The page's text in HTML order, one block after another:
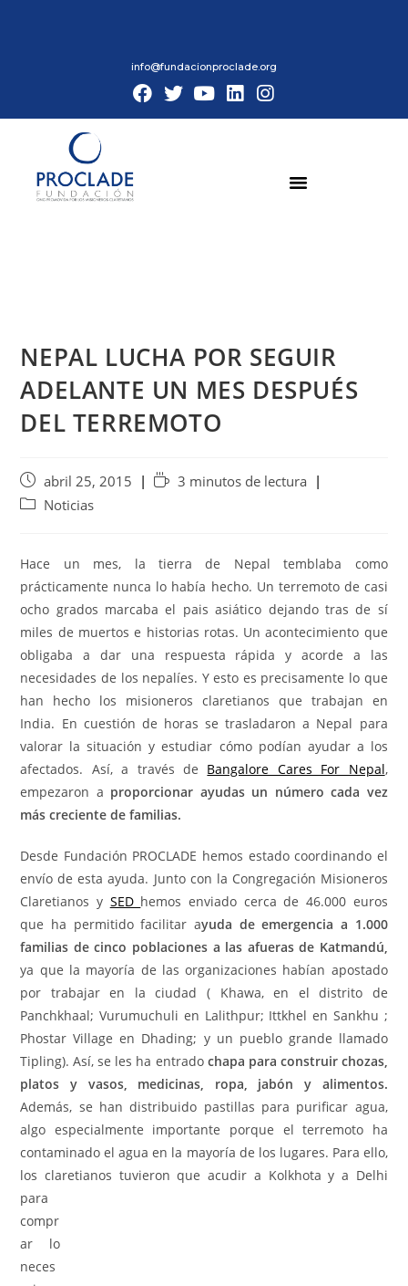
info@fundacionproclade.org
NEPAL LUCHA POR SEGUIR
ADELANTE UN MES DESPUÉS
DEL TERREMOTO
abril 25, 2015
3 minutos de lectura
Noticias
Hace un mes, la tierra de Nepal temblaba como
prácticamente nunca lo había hecho. Un terremoto de casi
ocho grados marcaba el pais asiático dejando tras de sí
miles de muertos e historias rotas. Un acontecimiento que
obligaba a dar una respuesta rápida y acorde a las
necesidades de los nepalíes. Y esto es precisamente lo que
han hecho los misioneros claretianos que trabajan en
India. En cuestión de horas se trasladaron a Nepal para
valorar la situación y estudiar cómo podían ayudar a los
afectados. Así, a través de Bangalore Cares For Nepal,
empezaron a proporcionar ayudas un número cada vez
más creciente de familias.
Desde Fundación PROCLADE hemos estado coordinando el
envío de esta ayuda. Junto con la Congregación Misioneros
Claretianos y SED hemos enviado cerca de 46.000 euros
que ha permitido facilitar ayuda de emergencia a 1.000
familias de cinco poblaciones a las afueras de Katmandú,
ya que la mayoría de las organizaciones habían apostado
por trabajar en la ciudad ( Khawa, en el distrito de
Panchkhaal; Vurumuchuli en Lalithpur; Ittkhel en Sankhu ;
Phostar Village en Dhading; y un pueblo grande llamado
Tipling). Así, se les ha entrado chapa para construir chozas,
platos y vasos, medicinas, ropa, jabón y alimentos.
Además, se han distribuido pastillas para purificar agua,
algo especialmente importante porque el terremoto ha
contaminado el agua en la mayoría de los lugares. Para ello,
los claretianos tuvieron que acudir a Kolkhota y a Delhi
para
compr
ar lo
neces